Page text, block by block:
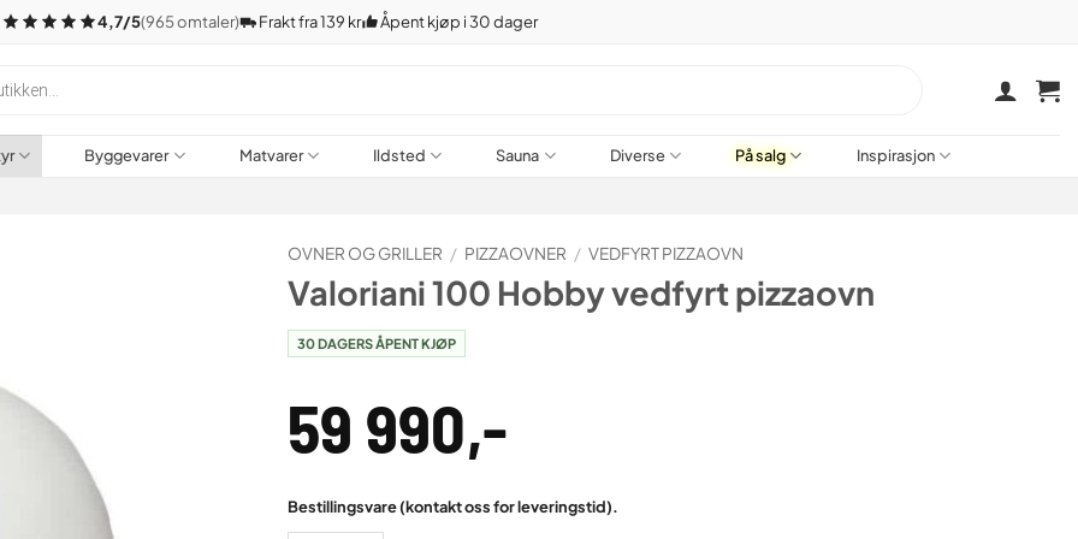
4,7/5(965 omtaler) Frakt fra 139 kr Åpent kjøp i 30 dager
Byggevarer Matvarer Ildsted Sauna Diverse På salg Inspirasjon
OVNER OG GRILLER / PIZZAOVNER / VEDFYRT PIZZAOVN
Valoriani 100 Hobby vedfyrt pizzaovn
30 DAGERS ÅPENT KJØP
59 990,-
Bestillingsvare (kontakt oss for leveringstid).